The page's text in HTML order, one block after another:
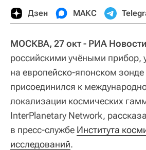
Дзен МАКС
МОСКВА, 27 окт - РИА
российскими учёными прибор,
на европейско-японском
присоединился к
локализации космических
InterPlanetary Network,
в пресс-службе Института
исследований.